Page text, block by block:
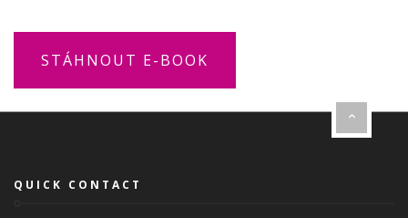
STÁHNOUT E-BOOK
QUICK CONTACT